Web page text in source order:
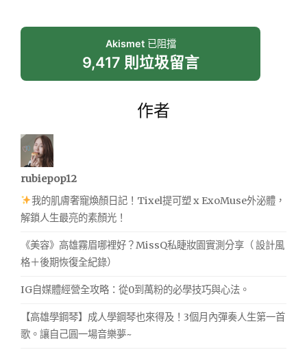
Akismet已阻擋
9,417 則垃圾留言
作者
rubiepop12
我的肌膚奢寵煥顏日記！Tixel提可塑 x ExoMuse外泌體，
解鎖人生最亮的素顏光！
《美容》高雄霧眉哪裡好？MissQ私睫妝園實測分享（ 設計風
格＋後期恢復全紀錄）
IG自媒體經營全攻略：從0到萬粉的必學技巧與心法。
【高雄學鋼琴】成人學鋼琴也來得及！3個月內彈奏人生第一首
歌。讓自己圓一場音樂夢~